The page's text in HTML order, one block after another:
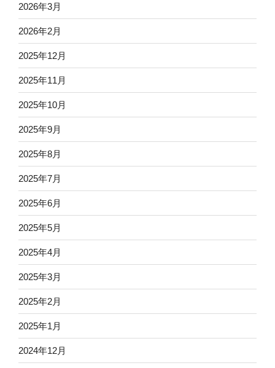
2026年3月
2026年2月
2025年12月
2025年11月
2025年10月
2025年9月
2025年8月
2025年7月
2025年6月
2025年5月
2025年4月
2025年3月
2025年2月
2025年1月
2024年12月